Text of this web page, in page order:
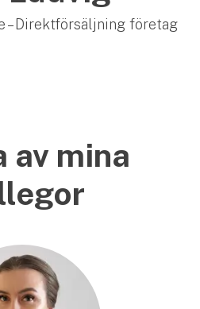
– Direktförsäljning företag
av mina